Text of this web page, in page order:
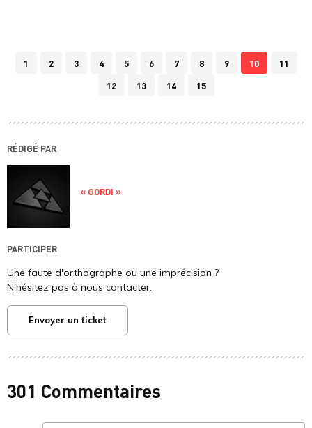
1 2 3 4 5 6 7 8 9 10
11
12
13 14 15
RÉDIGÉ PAR
« GORDI »
PARTICIPER
Une faute d'orthographe ou une imprécision ?
N'hésitez pas à nous contacter.
Envoyer un ticket
301 Commentaires